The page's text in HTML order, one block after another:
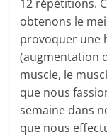
12 répétitions.
obtenons le
provoquer une
(augmentation
muscle, le
que nous
semaine dans
que nous